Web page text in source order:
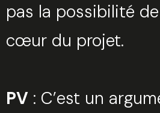
pas la possibilité
cœur du projet.
PV : C’est un